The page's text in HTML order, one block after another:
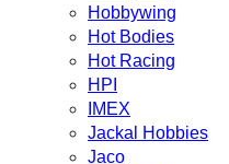
Hobbywing
Hot Bodies
Hot Racing
HPI
IMEX
Jackal Hobbies
Jaco